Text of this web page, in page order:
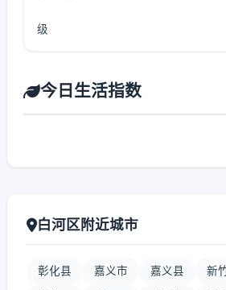
级
今日生活指数
白河区附近城市
彰化县 嘉义市 嘉义县 新